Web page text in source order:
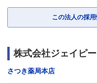
この法人の採
株式会社ジェイピ
さつき薬局本店